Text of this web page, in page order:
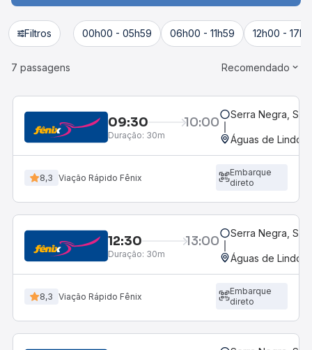
Filtros 00h00 - 05h59 06h00 - 11h59 12h00 -
7 passagens Recomendado
09:30 10:00
Duração: 30m
Serra Negra, SP
Águas de
8,3 Viação Rápido Fênix
Embarque
direto
12:30 13:00
Duração: 30m
Serra Negra, SP
Águas de
8,3 Viação Rápido Fênix
Embarque
direto